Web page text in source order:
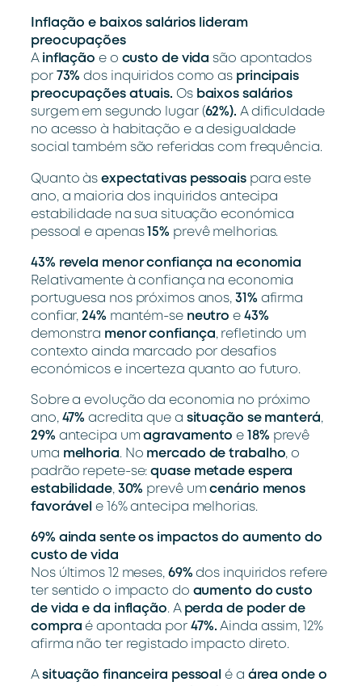
Inflação e baixos salários lideram
preocupações
A inflação e o custo de vida são apontados
por 73% dos inquiridos como as principais
preocupações atuais. Os baixos salários
surgem em segundo lugar (62%). A dificuldade
no acesso à habitação e a desigualdade
social também são referidas com frequência.
Quanto às expectativas pessoaispara este
ano, a maioria dos inquiridos antecipa
estabilidade na sua situação económica
pessoal e apenas15% prevê melhorias.
43% revela menor confiança na economia
Relativamente à confiança na economia
portuguesa nos próximos anos, 31% afirma
confiar,24% mantém-se neutro e 43%
demonstra menor confiança, refletindo um
contexto ainda marcado por desafios
económicos e incerteza quanto ao futuro.
Sobre a evolução da economia no próximo
ano, 47% acredita que a situação se manterá,
29% antecipa umagravamento e 18% prevê
uma melhoria. No mercado de trabalho, o
padrão repete-se:quase metade espera
estabilidade, 30% prevê umcenário menos
favorável e 16% antecipa melhorias.
69% ainda sente os impactos do aumento do
custo de vida
Nos últimos 12 meses, 69% dos inquiridos refere
ter sentido o impacto do aumento do custo
de vida e da inflação. A perda de poder de
compra é apontada por 47%. Ainda assim, 12%
afirma não ter registado impacto direto.
A situação financeira pessoal é a área onde o